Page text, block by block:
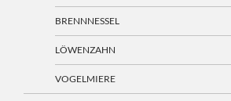
BRENNNESSEL
LÖWENZAHN
VOGELMIERE